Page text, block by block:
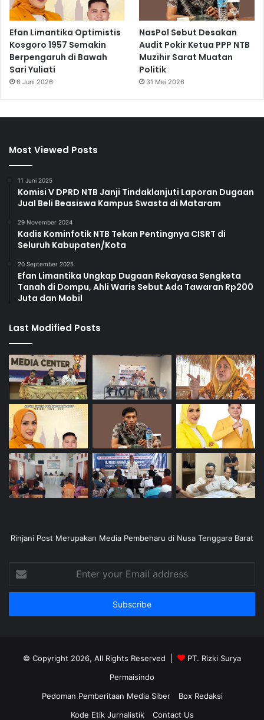
Efan Limantika Optimistis
Kosgoro 1957 Semakin
Berpengaruh di Bawah
Sari Yuliati
6 Juni 2026
NasPol Sebut Desakan
Audit Pokir Ketua PPP NTB
Muzihir Sarat Muatan
Politik
31 Mei 2026
Most Viewed Posts
11 Juni 2025
Komisi V DPRD NTB Janji Tindaklanjuti Laporan Dugaan
Jual Beli Beasiswa Kampus Swasta di Mataram
29 November 2024
Kadis Kominfotik NTB Tekan Pentingnya CISRT di
Seluruh Kabupaten/Kota
20 September 2025
Efan Limantika Ungkap Dugaan Rekayasa Sengketa
Tanah di Dompu, Ahli Waris Sebut Ada Tawaran Rp200
Juta dan Mobil
Last Modified Posts
Rinjani Post Merupakan Media Pembeharu di Nusa Tenggara Barat
your
Email
© Copyright 2026, All Rights Reserved |
PT. Rizki Surya
Permaisindo
Pedoman Pemberitaan Media Siber
Box Redaksi
Kode Etik Jurnalistik
Contact Us